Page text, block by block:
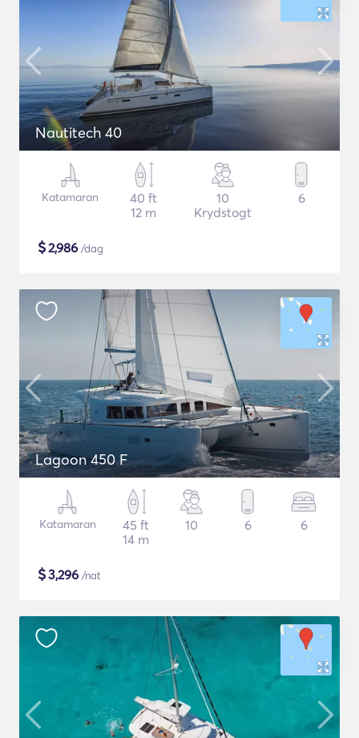
Nautitech 40
Katamaran
40 ft
12 m
10
Krydstogt
6
$2,986 /dag
Lagoon 450 F
Katamaran
45 ft
14 m
10 6 6
$3,296 /nat